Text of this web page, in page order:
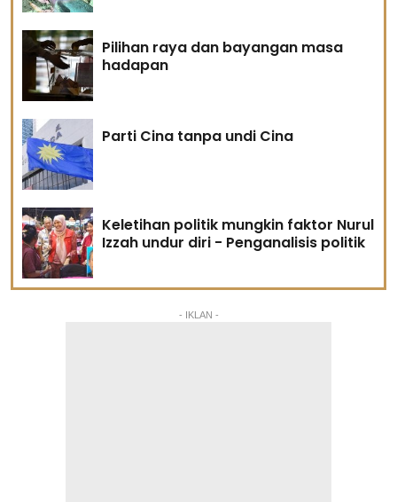
Pilihan raya dan bayangan masa
hadapan
Parti Cina tanpa undi Cina
Keletihan politik mungkin faktor Nurul
Izzah undur diri - Penganalisis politik
- IKLAN -